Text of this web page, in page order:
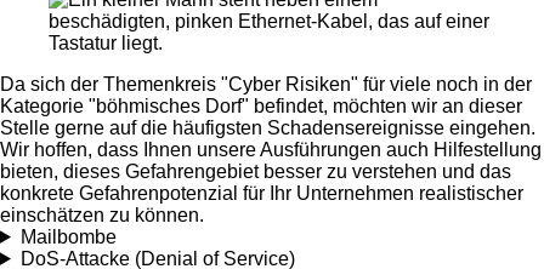
Da sich der Themenkreis "Cyber Risiken" für viele noch in der
Kategorie "böhmisches Dorf" befindet, möchten wir an dieser
Stelle gerne auf die häufigsten Schadensereignisse eingehen.
Wir hoffen, dass Ihnen unsere Ausführungen auch Hilfestellung
bieten, dieses Gefahrengebiet besser zu verstehen und das
konkrete Gefahrenpotenzial für Ihr Unternehmen realistischer
einschätzen zu können.
Mailbombe
DoS-Attacke (Denial of Service)